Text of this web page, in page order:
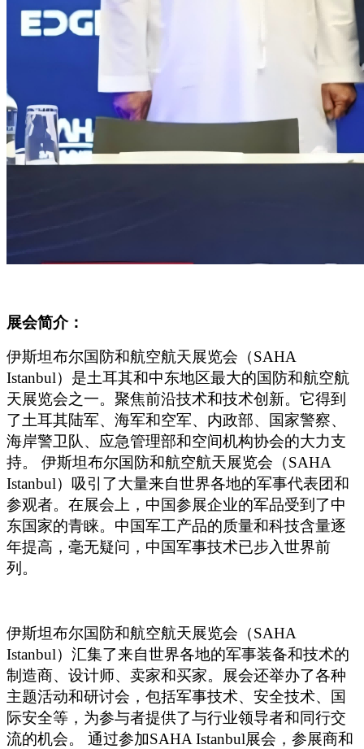
展会简介：
伊斯坦布尔国防和航空航天展览会（SAHA
Istanbul）是土耳其和中东地区最大的国防和航空航
天展览会之一。聚焦前沿技术和技术创新。它得到
了土耳其陆军、海军和空军、内政部、国家警察、
海岸警卫队、应急管理部和空间机构协会的大力支
持。 伊斯坦布尔国防和航空航天展览会（SAHA
Istanbul）吸引了大量来自世界各地的军事代表团和
参观者。在展会上，中国参展企业的军品受到了中
东国家的青睐。中国军工产品的质量和科技含量逐
年提高，毫无疑问，中国军事技术已步入世界前
列。
伊斯坦布尔国防和航空航天展览会（SAHA
Istanbul）汇集了来自世界各地的军事装备和技术的
制造商、设计师、卖家和买家。展会还举办了各种
主题活动和研讨会，包括军事技术、安全技术、国
际安全等，为参与者提供了与行业领导者和同行交
流的机会。 通过参加SAHA Istanbul展会，参展商和